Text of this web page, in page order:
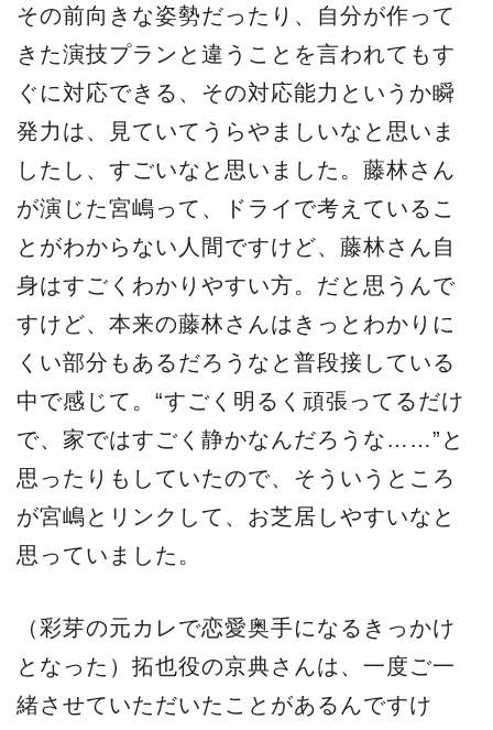
その前向きな姿勢だったり、自分が作って
きた演技プランと違うことを言われてもす
ぐに対応できる、その対応能力というか瞬
発力は、見ていてうらやましいなと思いま
したし、すごいなと思いました。藤林さん
が演じた宮嶋って、ドライで考えているこ
とがわからない人間ですけど、藤林さん自
身はすごくわかりやすい方。だと思うんで
すけど、本来の藤林さんはきっとわかりに
くい部分もあるだろうなと普段接している
中で感じて。“すごく明るく頑張ってるだけ
で、家ではすごく静かなんだろうな……”と
思ったりもしていたので、そういうところ
が宮嶋とリンクして、お芝居しやすいなと
思っていました。
（彩芽の元カレで恋愛奥手になるきっかけ
となった）拓也役の京典さんは、一度ご一
緒させていただいたことがあるんですけ